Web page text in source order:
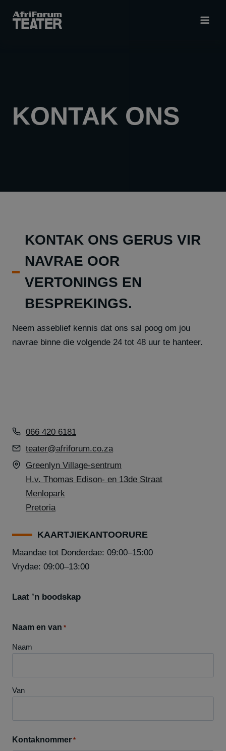
KONTAK ONS
KONTAK ONS GERUS VIR
NAVRAE OOR
VERTONINGS EN
BESPREKINGS.
Neem asseblief kennis dat ons sal poog om jou
navrae binne die volgende 24 tot 48 uur te hanteer.
066 420 6181
teater@afriforum.co.za
Greenlyn Village-sentrum
H.v. Thomas Edison- en 13de Straat
Menlopark
Pretoria
KAARTJIEKANTOORURE
Maandae tot Donderdae: 09:00–15:00
Vrydae: 09:00–13:00
Laat ’n boodskap
Naam en van *
Naam
Van
Kontaknommer *